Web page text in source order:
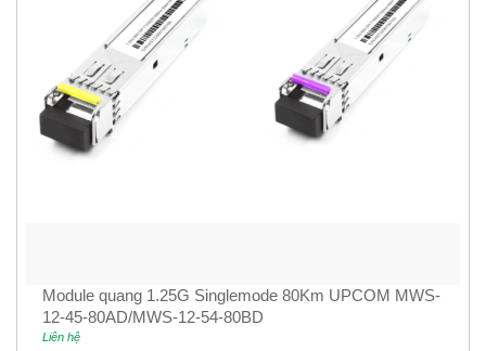
Module quang 1.25G Singlemode 80Km UPCOM MWS-
12-45-80AD/MWS-12-54-80BD
Liên hệ